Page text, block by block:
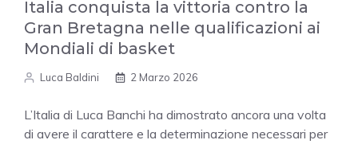
Italia conquista la vittoria contro la
Gran Bretagna nelle qualificazioni ai
Mondiali di basket
Luca Baldini 2 Marzo 2026
L’Italia di Luca Banchi ha dimostrato ancora una volta
di avere il carattere e la determinazione necessari per